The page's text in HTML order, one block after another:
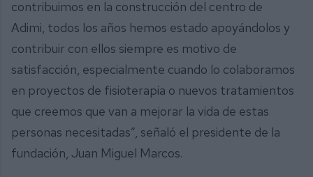
contribuimos en la construcción del centro de
Adimi, todos los años hemos estado apoyándolos y
contribuir con ellos siempre es motivo de
satisfacción, especialmente cuando lo colaboramos
en proyectos de fisioterapia o nuevos tratamientos
que creemos que van a mejorar la vida de estas
personas necesitadas”, señaló el presidente de la
fundación, Juan Miguel Marcos.